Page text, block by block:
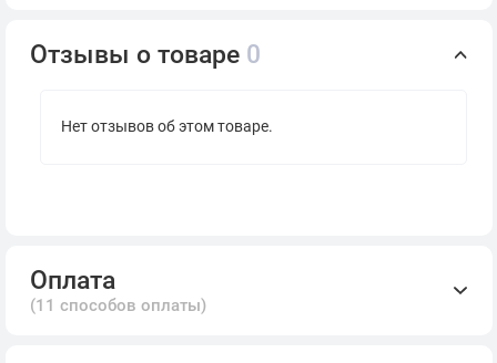
Отзывы о товаре 0
Нет отзывов об этом товаре.
Оплата
(11 способов оплаты)